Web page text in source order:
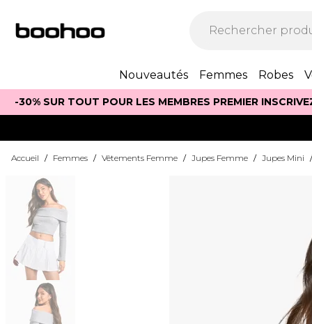
Nouveautés Femmes Robes
-30% SUR TOUT POUR LES MEMBRES PREMIER
Accueil / Femmes / Vêtements Femme / Jupes Femme / Jupes Mini /